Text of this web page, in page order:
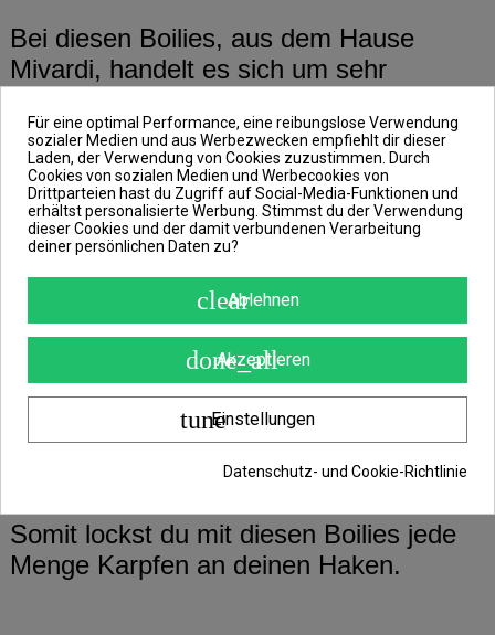
Bei diesen Boilies, aus dem Hause
Mivardi, handelt es sich um sehr
intensiven Aroma.
In den Rapid Platinum Boilies werden
nur die besten Fischmehle verwendet.
Sorte: Sea
Die Sorte Sea punktet, mit ihrem
Fischanteil und den enthaltenen
Aminosäuren, an nahezu jedem Hot
Somit lockst du mit diesen Boilies jede
Menge Karpfen an deinen Haken.
Für eine optimal Performance, eine reibungslose Verwendung
sozialer Medien und aus Werbezwecken empfiehlt dir dieser
Laden, der Verwendung von Cookies zuzustimmen. Durch
Cookies von sozialen Medien und Werbecookies von
Drittparteien hast du Zugriff auf Social-Media-Funktionen und
erhältst personalisierte Werbung. Stimmst du der Verwendung
dieser Cookies und der damit verbundenen Verarbeitung
deiner persönlichen Daten zu?
clearAblehnen
done_all
Akzeptieren
tuneEinstellungen
Datenschutz- und Cookie-Richtlinie